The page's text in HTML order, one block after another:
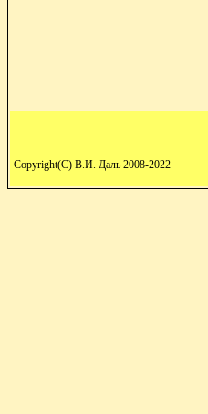
Copyright(C) В.И. Даль 2008-2022